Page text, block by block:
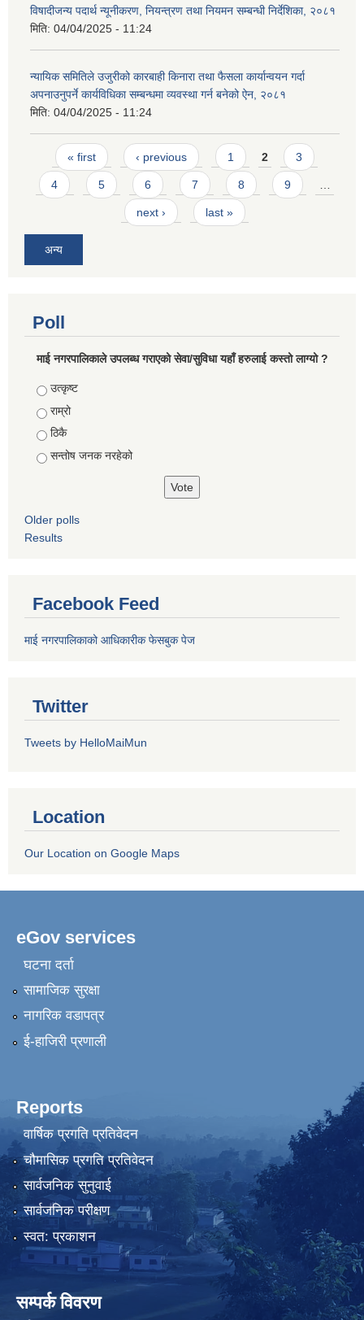
विषादीजन्य पदार्थ न्यूनीकरण, नियन्त्रण तथा नियमन सम्बन्धी निर्देशिका, २०८१
मिति: 04/04/2025 - 11:24
न्यायिक समितिले उजुरीको कारबाही किनारा तथा फैसला कार्यान्वयन गर्दा
अपनाउनुपर्ने कार्यविधिका सम्बन्धमा व्यवस्था गर्न बनेको ऐन, २०८१
मिति: 04/04/2025 - 11:24
Pages
« first ‹ previous 1 2 3
4 5 6 7 8 9
next › last »
अन्य
Poll
माई नगरपालिकाले उपलब्ध गराएको सेवा/सुविधा यहाँ हरुलाई कस्तो लाग्यो ?
Choices
उत्कृष्ट
राम्रो
ठिकै
सन्तोष जनक नरहेको
Older polls
Results
Facebook Feed
माई नगरपालिकाको आधिकारीक फेसबुक पेज
Twitter
Tweets by HelloMaiMun
Location
Our Location on Google Maps
eGov services
घटना दर्ता
सामाजिक सुरक्षा
नागरिक वडापत्र
ई-हाजिरी प्रणाली
Reports
वार्षिक प्रगति प्रतिवेदन
चौमासिक प्रगति प्रतिवेदन
सार्वजनिक सुनुवाई
सार्वजनिक परीक्षण
स्वत: प्रकाशन
सम्पर्क विवरण